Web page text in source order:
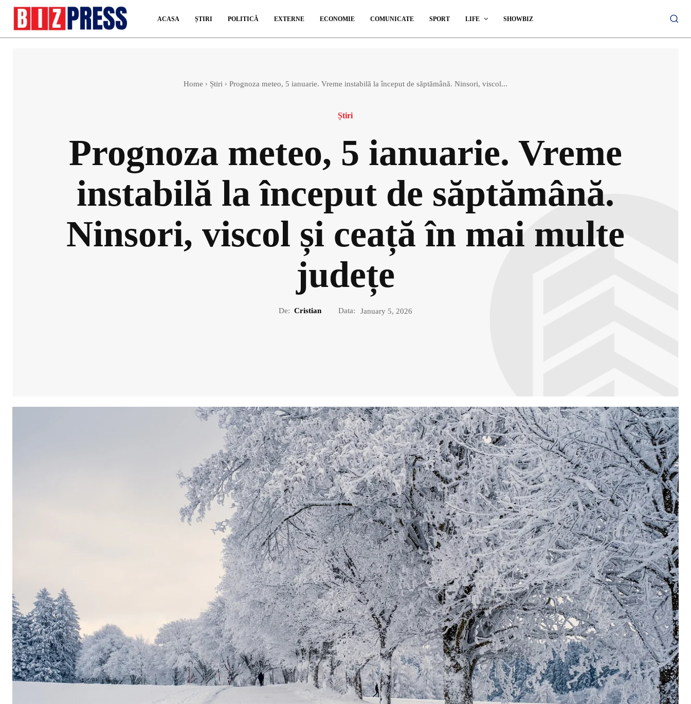
ACASA ȘTIRI POLITICĂ EXTERNE ECONOMIE COMUNICATE SPORT LIFE SHOWBIZ
Home Știri Prognoza meteo, 5 ianuarie. Vreme instabilă la început de săptămână. Ninsori, viscol...
Știri
Prognoza meteo, 5 ianuarie. Vreme
instabilă la început de săptămână.
Ninsori, viscol și ceață în mai multe
județe
De: Cristian Data: January 5, 2026